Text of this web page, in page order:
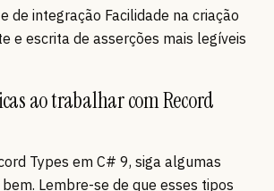
de integração Facilidade na criação
e escrita de asserções mais legíveis
ao trabalhar com Record
Types em C# 9, siga algumas
Lembre-se de que esses tipos